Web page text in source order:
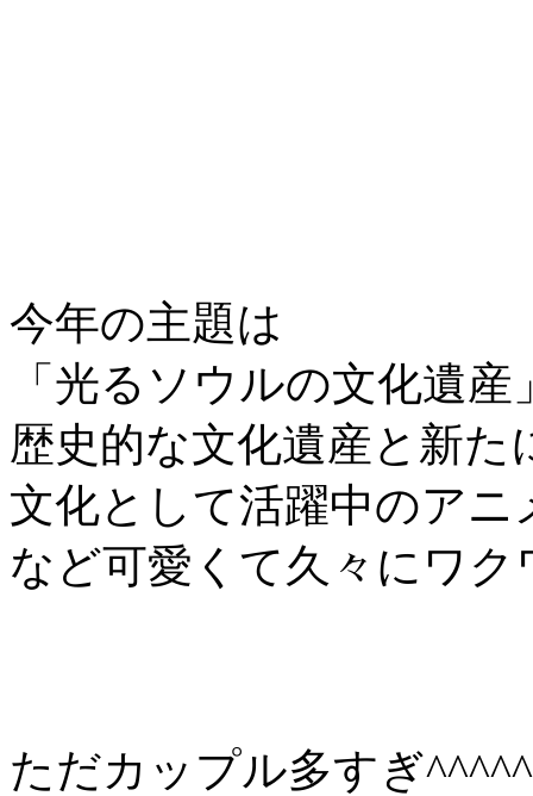
今年の主題は
「光るソウルの文化遺産
歴史的な文化遺産と新た
文化として活躍中のアニ
など可愛くて久々にワク
ただカップル多すぎ